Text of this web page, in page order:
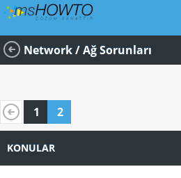
Network / Ağ Sorunları
1 2
KONULAR